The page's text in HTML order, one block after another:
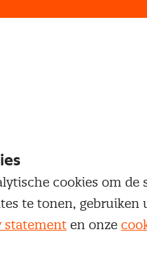
cookies om
te tonen,
statement en onze